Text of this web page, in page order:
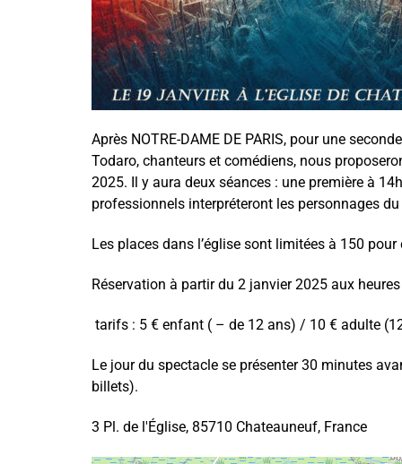
Après NOTRE-DAME DE PARIS, pour une
Todaro, chanteurs et comédiens, nous
2025. Il y aura deux séances : une première à
professionnels interpréteront les personnages
Les places dans l’église sont limitées à 150
Réservation à partir du 2 janvier 2025 aux
tarifs : 5 € enfant ( – de 12 ans) / 10 € adulte
Le jour du spectacle se présenter 30 minutes
billets).
3 Pl. de l'Église, 85710 Chateauneuf, France